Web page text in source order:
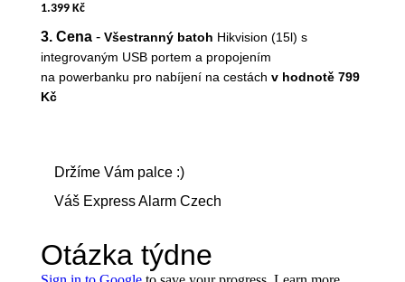
1.399 Kč
3. Cena - Všestranný batoh Hikvision (15l) s
integrovaným USB portem a propojením
na powerbanku pro nabíjení na cestách v hodnotě 799
Kč
Držíme Vám palce :)
Váš Express Alarm Czech